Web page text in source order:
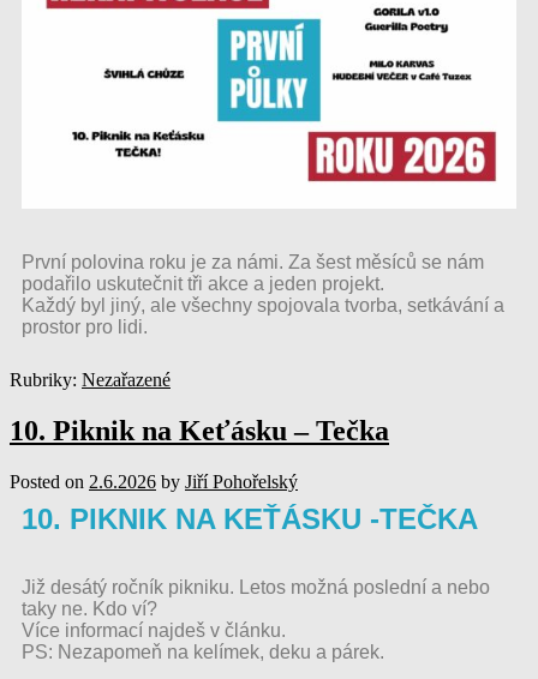
První polovina roku je za námi. Za šest měsíců se nám
podařilo uskutečnit tři akce a jeden projekt.
Každý byl jiný, ale všechny spojovala tvorba, setkávání a
prostor pro lidi.
Rubriky: Nezařazené
10. Piknik na Keťásku – Tečka
Posted on 2.6.2026 by Jiří Pohořelský
10. PIKNIK NA KEŤÁSKU -TEČKA
Již desátý ročník pikniku. Letos možná poslední a nebo
taky ne. Kdo ví?
Více informací najdeš v článku.
PS: Nezapomeň na kelímek, deku a párek.